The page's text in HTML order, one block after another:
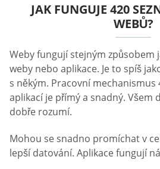
JAK FUNGUJE 420
WEBŮ?
Weby fungují stejným způsobem
weby nebo aplikace. Je to spíš
s někým. Pracovní mechanismus
aplikací je přímý a snadný. Všem
dobře rozumí.
Mohou se snadno promíchat v
lepší datování. Aplikace fungují